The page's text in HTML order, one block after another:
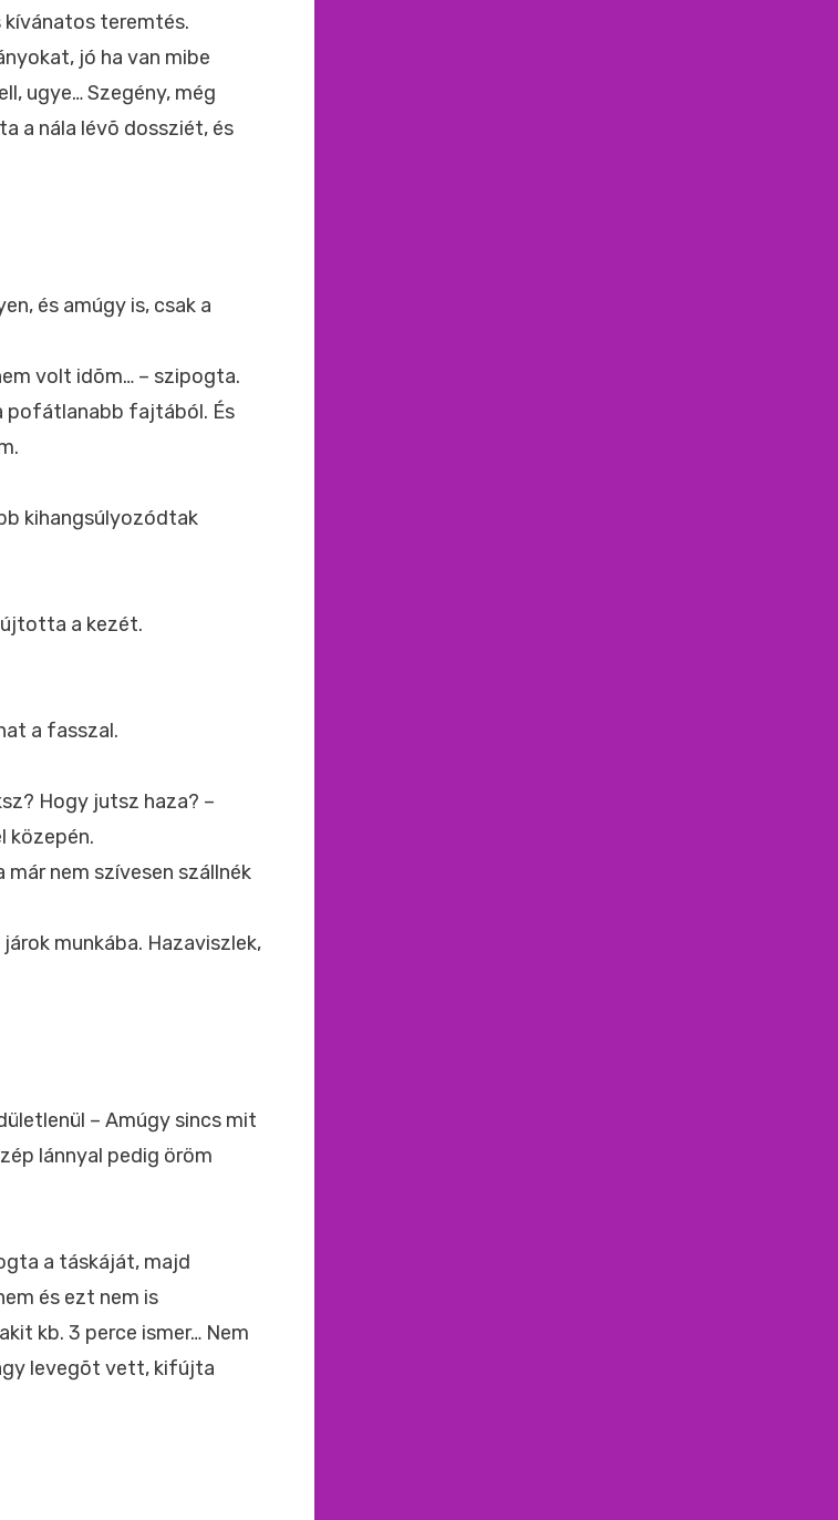
kívánatos teremtés.
jó ha van mibe
ugye… Szegény, még
a nála lévõ dossziét, és
és amúgy is, csak a
volt idõm… – szipogta.
pofátlanabb fajtából. És
kihangsúlyozódtak
a kezét.
a fasszal.
Hogy jutsz haza? –
közepén.
nem szívesen szállnék
munkába. Hazaviszlek,
– Amúgy sincs mit
lánnyal pedig öröm
a táskáját, majd
és ezt nem is
kb. 3 perce ismer… Nem
levegõt vett, kifújta